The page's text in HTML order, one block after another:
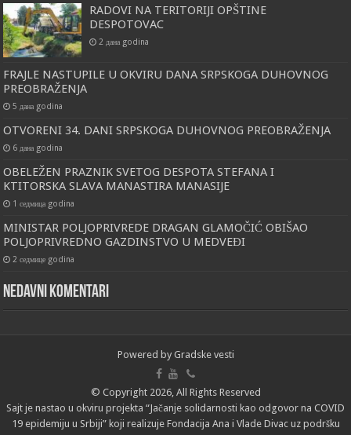
RADOVI NA TERITORIJI OPŠTINE
DESPOTOVAC
2 дана godina
FRAJLE NASTUPILE U OKVIRU DANA SRPSKOGA DUHOVNOG
PREOBRAŽENJA
5 дана godina
OTVORENI 34. DANI SRPSKOGA DUHOVNOG PREOBRAŽENJA
6 дана godina
OBELEŽEN PRAZNIK SVETOG DESPOTA STEFANA I
KTITORSKA SLAVA MANASTIRA MANASIJE
1 седмица godina
MINISTAR POLJOPRIVREDE DRAGAN GLAMOČIĆ OBIŠAO
POLJOPRIVREDNO GAZDINSTVO U MEDVEĐI
2 седмице godina
Nedavni komentari
Powered by Gradske vesti
© Copyright 2026, All Rights Reserved
Sajt je nastao u okviru projekta “Jačanje solidarnosti kao odgovor na COVID
19 epidemiju u Srbiji” koji realizuje Fondacija Ana i Vlade Divac uz podršku